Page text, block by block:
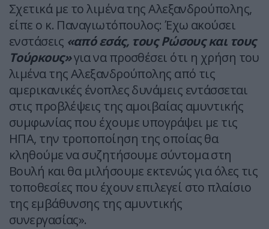
Σχετικά με το λιμένα της Αλεξανδρούπολης,
είπε ο κ. Παναγιωτόπουλος: Έχω ακούσει
ενστάσεις «από εσάς, τους Ρώσους και τους
Τούρκους»για να προσθέσει ότι η χρήση του
λιμένα της Αλεξανδρούπολης από τις
αμερικανικές ένοπλες δυνάμεις εντάσσεται
στις προβλέψεις της αμοιβαίας αμυντικής
συμφωνίας που έχουμε υπογράψει με τις
ΗΠΑ, την τροποποίηση της οποίας θα
κληθούμε να συζητήσουμε σύντομα στη
Βουλή και θα μιλήσουμε εκτενώς για όλες τις
τοποθεσίες που έχουν επιλεγεί στο πλαίσιο
της εμβάθυνσης της αμυντικής
συνεργασίας».